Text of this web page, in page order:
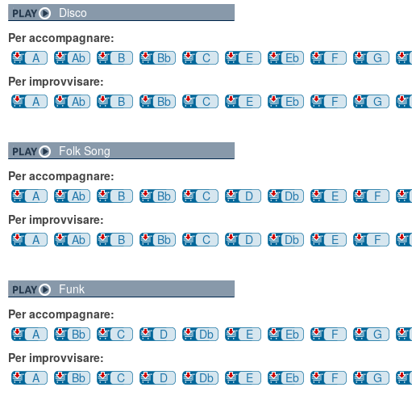
Disco
Per accompagnare:
A
Ab B Bb C E Eb F G
Per improvvisare:
A
Ab B Bb C E Eb F G
Folk Song
Per accompagnare:
A
Ab B Bb C D Db E F
Per improvvisare:
A
Ab B Bb C D Db E F
Funk
Per accompagnare:
A
Bb C D Db E Eb F G
Per improvvisare:
A
Bb C D Db E Eb F G